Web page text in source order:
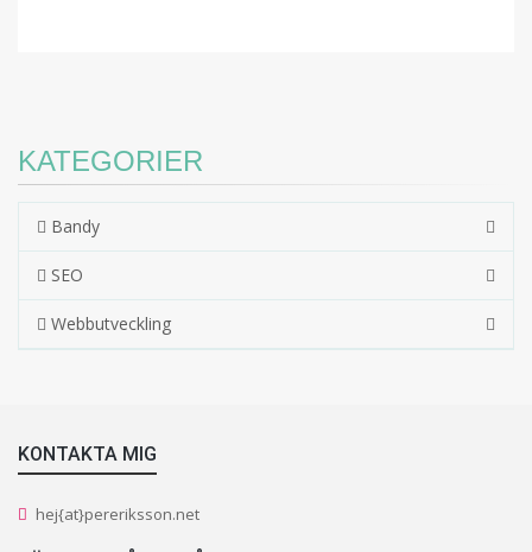
KATEGORIER
Bandy
SEO
Webbutveckling
KONTAKTA MIG
hej{at}pereriksson.net